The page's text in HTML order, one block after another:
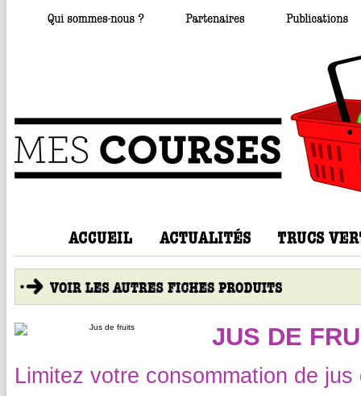
JUS DE
Limitez votre consommation de